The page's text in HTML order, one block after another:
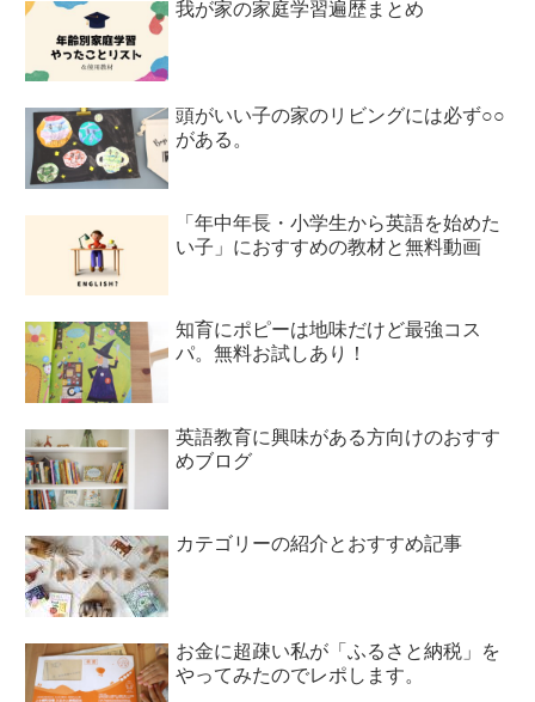
我が家の家庭学習遍歴まとめ
頭がいい子の家のリビングには必ず○○
がある。
「年中年長・小学生から英語を始めた
い子」におすすめの教材と無料動画
知育にポピーは地味だけど最強コス
パ。無料お試しあり！
英語教育に興味がある方向けのおすす
めブログ
カテゴリーの紹介とおすすめ記事
お金に超疎い私が「ふるさと納税」を
やってみたのでレポします。